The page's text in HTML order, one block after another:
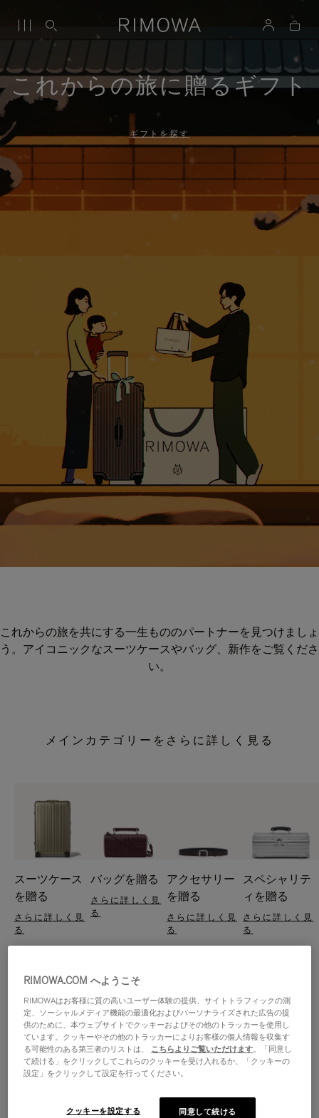
これからの旅に贈るギフト
ギフトを探す
これからの旅を共にする一生もののパートナーを見つけましょ
う。アイコニックなスーツケースやバッグ、新作をご覧くださ
い。
メインカテゴリーをさらに詳しく見る
スーツケース
を贈る
さらに詳しく見
る
バッグを贈る
さらに詳しく見
る
アクセサリー
を贈る
さらに詳しく見
る
スペシャリテ
ィを贈る
さらに詳しく見
る
RIMOWA.COM へようこそ
RIMOWAはお客様に質の高いユーザー体験の提供、サイトトラフィックの測
定、ソーシャルメディア機能の最適化およびパーソナライズされた広告の提
供のために、本ウェブサイトでクッキーおよびその他のトラッカーを使用し
ています。クッキーやその他のトラッカーによりお客様の個人情報を収集す
る可能性のある第三者のリストは、 こちらよりご覧いただけます。「同意し
て続ける」をクリックしてこれらのクッキーを受け入れるか、「クッキーの
設定」をクリックして設定を行ってください。
クッキーを設定する 同意して続ける